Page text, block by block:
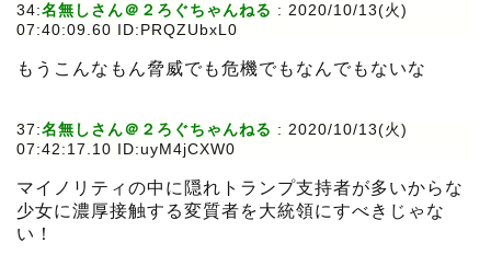
34:名無しさん＠２ろぐちゃんねる : 2020/10/13(火)
07:40:09.60 ID:PRQZUbxL0
もうこんなもん脅威でも危機でもなんでもないな
37:名無しさん＠２ろぐちゃんねる : 2020/10/13(火)
07:42:17.10 ID:uyM4jCXW0
マイノリティの中に隠れトランプ支持者が多いからな
少女に濃厚接触する変質者を大統領にすべきじゃな
い！